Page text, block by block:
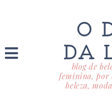
O
DA
blog de
feminina, por
beleza,